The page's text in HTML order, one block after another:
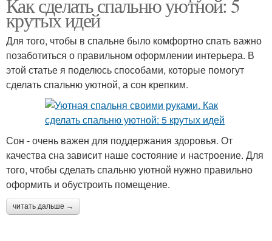
крутых идей
Для того, чтобы в спальне было комфортно спать важно
позаботиться о правильном оформлении интерьера. В
этой статье я поделюсь способами, которые помогут
сделать спальню уютной, а сон крепким.
Сон - очень важен для поддержания здоровья. От
качества сна зависит наше состояние и настроение. Для
того, чтобы сделать спальню уютной нужно правильно
оформить и обустроить помещение.
читать дальше →